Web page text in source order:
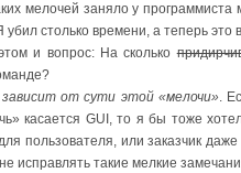
мелочей заняло у
столько времени, а теперь это
и вопрос: На сколько
зависит от сути этой «мелочи».
касается GUI, то я бы тоже
пользователя, или заказчик
исправлять такие мелкие